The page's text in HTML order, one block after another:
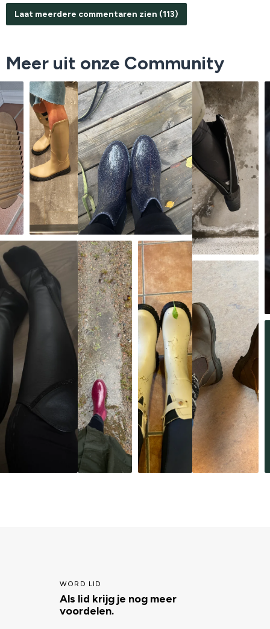
Laat meerdere commentaren zien (113)
Meer uit onze Community
WORD LID
Als lid krijg je nog meer
voordelen.